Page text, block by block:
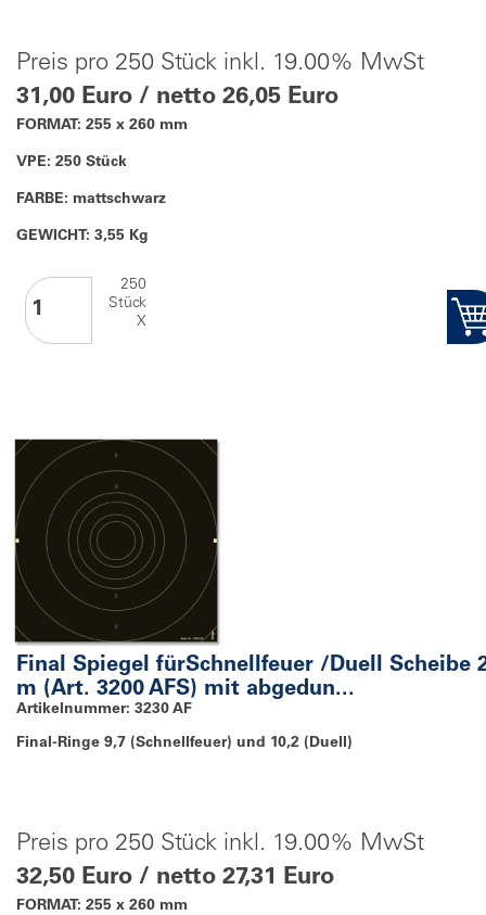
Preis pro 250 Stück inkl. 19.00% MwSt
31,00 Euro / netto 26,05 Euro
FORMAT: 255 x 260 mm
VPE: 250 Stück
FARBE: mattschwarz
GEWICHT: 3,55 Kg
250
Stück
X
Final Spiegel fürSchnellfeuer /Duell Scheibe
m (Art. 3200 AFS) mit abgedun...
Artikelnummer: 3230 AF
Final-Ringe 9,7 (Schnellfeuer) und 10,2 (Duell)
Preis pro 250 Stück inkl. 19.00% MwSt
32,50 Euro / netto 27,31 Euro
FORMAT: 255 x 260 mm